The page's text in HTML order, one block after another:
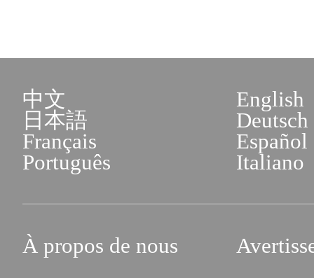
中文
English
日本語
Deutsch
Français
Español
Português
Italiano
À propos de nous